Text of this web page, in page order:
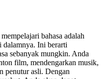
bahasa adalah
dalamnya. Ini berarti
sebanyak mungkin. Anda
film, mendengarkan musik,
penutur asli. Dengan